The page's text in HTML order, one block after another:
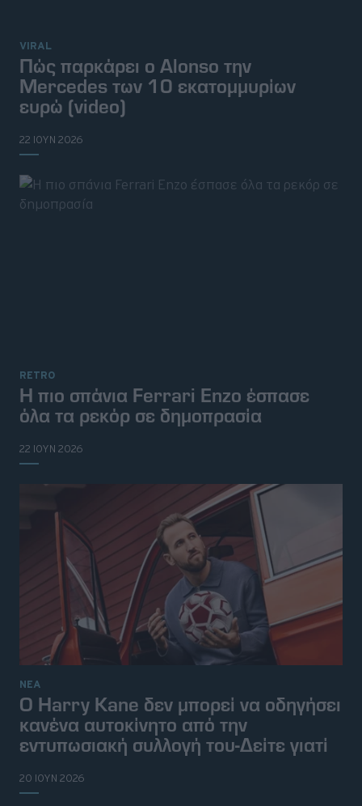
VIRAL
Πώς παρκάρει ο Alonso την
Mercedes των 10 εκατομμυρίων
ευρώ (video)
22 ΙΟΥΝ 2026
RETRO
Η πιο σπάνια Ferrari Enzo έσπασε
όλα τα ρεκόρ σε δημοπρασία
22 ΙΟΥΝ 2026
ΝΕΑ
Ο Harry Kane δεν μπορεί να οδηγήσει
κανένα αυτοκίνητο από την
εντυπωσιακή συλλογή του-Δείτε γιατί
20 ΙΟΥΝ 2026